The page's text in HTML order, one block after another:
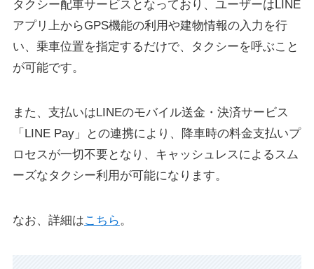
タクシー配車サービスとなっており、ユーザーはLINE
アプリ上からGPS機能の利用や建物情報の入力を行
い、乗車位置を指定するだけで、タクシーを呼ぶこと
が可能です。
また、支払いはLINEのモバイル送金・決済サービス
「LINE Pay」との連携により、降車時の料金支払いプ
ロセスが一切不要となり、キャッシュレスによるスム
ーズなタクシー利用が可能になります。
なお、詳細はこちら 。